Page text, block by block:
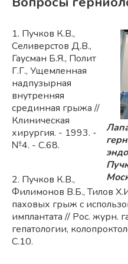
1. Пучков К.В.,
Селиверстов Д.В.,
Гаусман Б.Я., Полит
Г.Г., Ущемленная
надпузырная
внутренняя
срединная грыжа //
Клиническая
хирургия. - 1993. -
№4. - С.68.
2. Пучков К.В.,
Филимонов В.Б., Тилов
паховых грыж с
имплантата // Рос. журн.
гепатологии,
С.10.